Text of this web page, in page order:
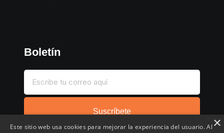
Boletín
Suscríbete
×
Este sitio web usa cookies para mejorar la experiencia del usuario. Al